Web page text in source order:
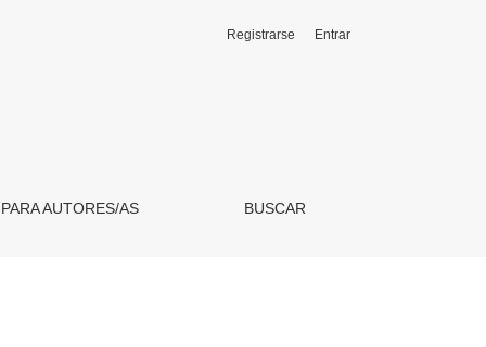
AUTORES/AS BUSCAR
Registrarse Entrar